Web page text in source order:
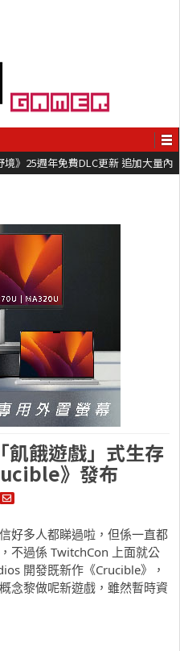
境》25週年免費DLC更新 追加大量內
飢餓遊戲」式生存
》發布
好多人都睇過啦，但係一直都
不過係 TwitchCon 上面就公
開發既新作《Crucible》，
念黎做呢新遊戲，雖然暫時資